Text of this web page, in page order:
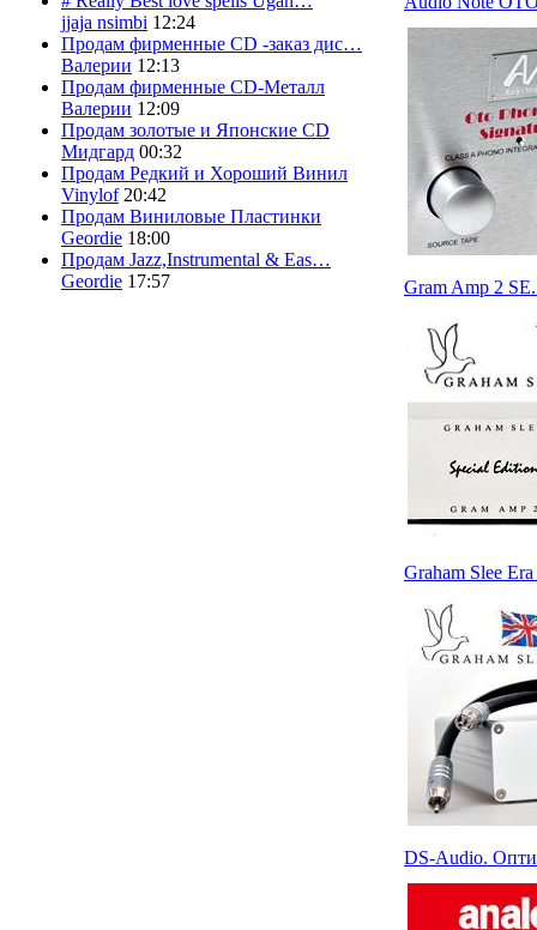
jjaja nsimbi 12:24
Продам фирменные CD -заказ дис…
Валерии 12:13
Продам фирменные CD-Металл
Валерии 12:09
Продам золотые и Японские CD
Мидгард 00:32
Продам Редкий и Хороший Винил
Vinylof 20:42
Продам Виниловые Пластинки
Geordie 18:00
Продам Jazz,Instrumental & Eas…
Geordie 17:57 Gram Amp 2
Graham Slee
DS-Audio.